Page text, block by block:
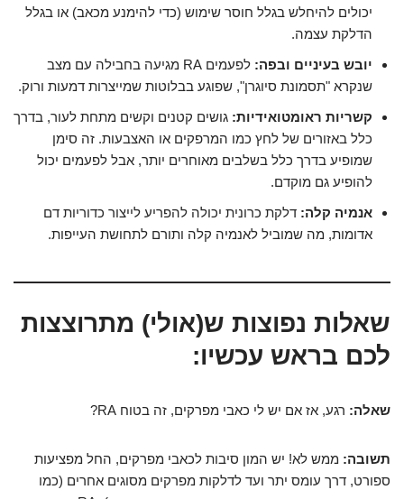
יכולים להיחלש בגלל חוסר שימוש (כדי להימנע מכאב) או בגלל
הדלקת עצמה.
יובש בעיניים ובפה:
לפעמים RA מגיעה בחבילה עם מצב
שנקרא "תסמונת סיוגרן", שפוגע בבלוטות שמייצרות דמעות ורוק.
קשריות ראומטואידיות: גושים קטנים וקשים מתחת לעור, בדרך
כלל באזורים של לחץ כמו המרפקים או האצבעות. זה סימן
שמופיע בדרך כלל בשלבים מאוחרים יותר, אבל לפעמים יכול
להופיע גם מוקדם.
אנמיה קלה: דלקת כרונית יכולה להפריע לייצור כדוריות דם
אדומות, מה שמוביל לאנמיה קלה ותורם לתחושת העייפות.
שאלות נפוצות ש(אולי) מתרוצצות
לכם בראש עכשיו:
שאלה: רגע, אז אם יש לי כאבי מפרקים, זה בטוח RA?
תשובה: ממש לא! יש המון סיבות לכאבי מפרקים, החל מפציעות
ספורט, דרך עומס יתר ועד לדלקות מפרקים מסוגים אחרים (כמו